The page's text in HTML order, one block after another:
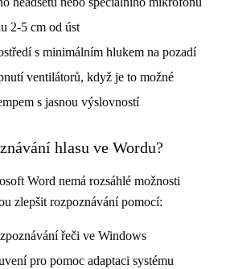
2-5 cm od úst
s minimálním hlukem na pozadí
ventilátorů, když je to možné
s jasnou výslovností
hlasu ve Wordu?
Word nemá rozsáhlé možnosti
zlepšit rozpoznávání pomocí:
řeči ve Windows
pro pomoc adaptaci systému